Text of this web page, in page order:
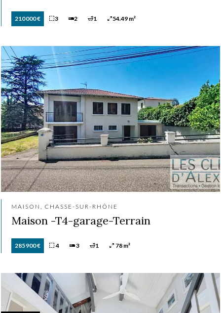
210 000 € 3 2 1 54.49 m²
MAISON, CHASSE-SUR-RHÔNE
Maison -T4-garage-Terrain
285 900 € 4 3 1 78 m²